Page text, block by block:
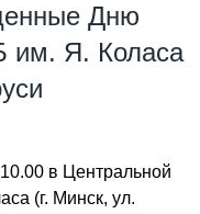
Дню
им. Я. Коласа
в Центральной
(г. Минск, ул.